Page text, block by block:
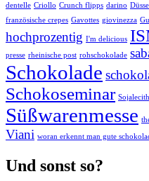
dentelle Criollo Crunch flipps darino
französische crepes Gavottes giovinezza
hochprozentig I'm delicious
presse rheinische post rohschokolade
Schokolade
Schokoseminar
Süßwarenmesse
Viani woran erkennt man gute
Und sonst so?